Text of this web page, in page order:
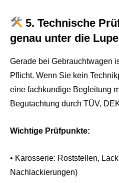
5. Technische
genau unter die
Gerade bei Gebrauchtwagen
Pflicht. Wenn Sie kein
eine fachkundige Begleitung
Begutachtung durch TÜV,
Wichtige Prüfpunkte:
• Karosserie: Roststellen,
Nachlackierungen)